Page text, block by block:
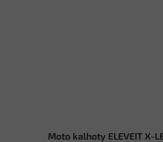
Moto kalhoty ELEVEIT X-